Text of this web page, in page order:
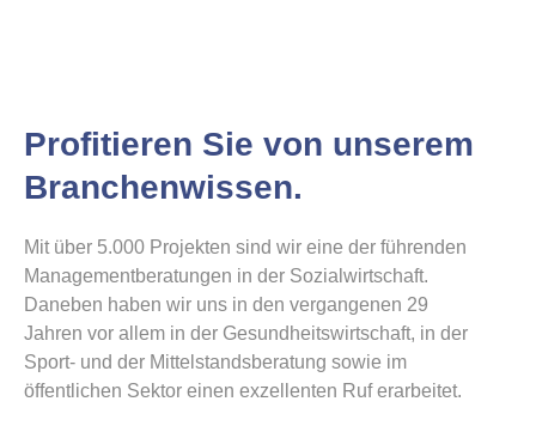
Arbeitgeberattraktivität
und Personal
Mit uns Arbeitgeberattraktivität steigern und
Personal sichern!
mehr erfahren
Profitieren Sie von unserem
Branchenwissen.
Mit über 5.000 Projekten sind wir eine der führenden
Managementberatungen in der Sozialwirtschaft.
Daneben haben wir uns in den vergangenen 29
Jahren vor allem in der Gesundheitswirtschaft, in der
Sport- und der Mittelstandsberatung sowie im
öffentlichen Sektor einen exzellenten Ruf erarbeitet.